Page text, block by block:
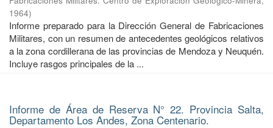
1964)
Informe preparado para la Dirección General de Fabricaciones
Militares, con un resumen de antecedentes geológicos relativos
a la zona cordillerana de las provincias de Mendoza y Neuquén.
Incluye rasgos principales de la ...
Informe de Área de Reserva N° 22. Provincia Salta,
Departamento Los Andes, Zona Centenario.